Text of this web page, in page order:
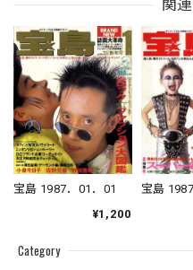
Category
関
宝島 1987．01．01
¥1,200
宝島